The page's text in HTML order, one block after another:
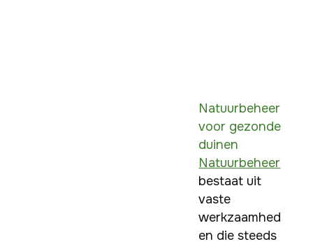
Natuurbeheer
voor gezonde
duinen
Natuurbeheer
bestaat uit
vaste
werkzaamhed
en die steeds